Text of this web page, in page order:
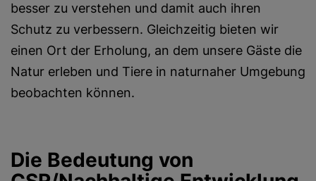
besser zu verstehen und damit auch ihren
Schutz zu verbessern. Gleichzeitig bieten wir
einen Ort der Erholung, an dem unsere Gäste die
Natur erleben und Tiere in naturnaher Umgebung
beobachten können.
Die Bedeutung von